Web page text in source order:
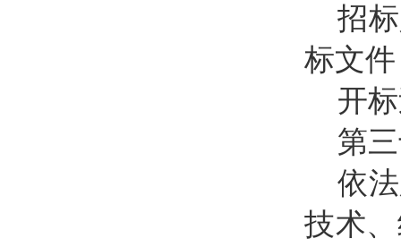
招
标文
开
第
依
技术